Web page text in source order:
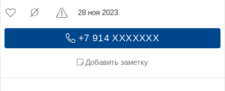
+7 914 XXXXXXX
Добавить заметку
28 ноя 2023